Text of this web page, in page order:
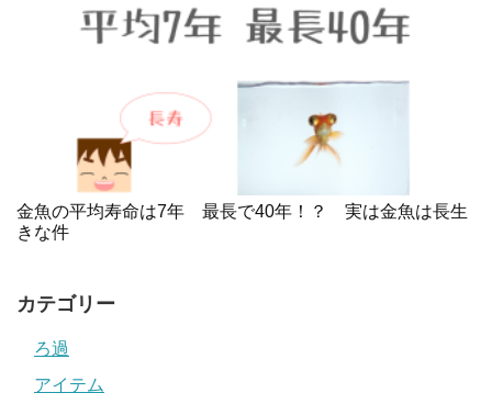
金魚の平均寿命は7年 最長で40年！？ 実は金魚は長生
きな件
カテゴリー
ろ過
アイテム